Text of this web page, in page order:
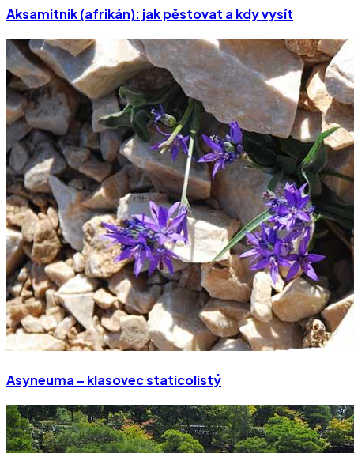
Aksamitník (afrikán): jak pěstovat a kdy vysít
Asyneuma – klasovec staticolistý